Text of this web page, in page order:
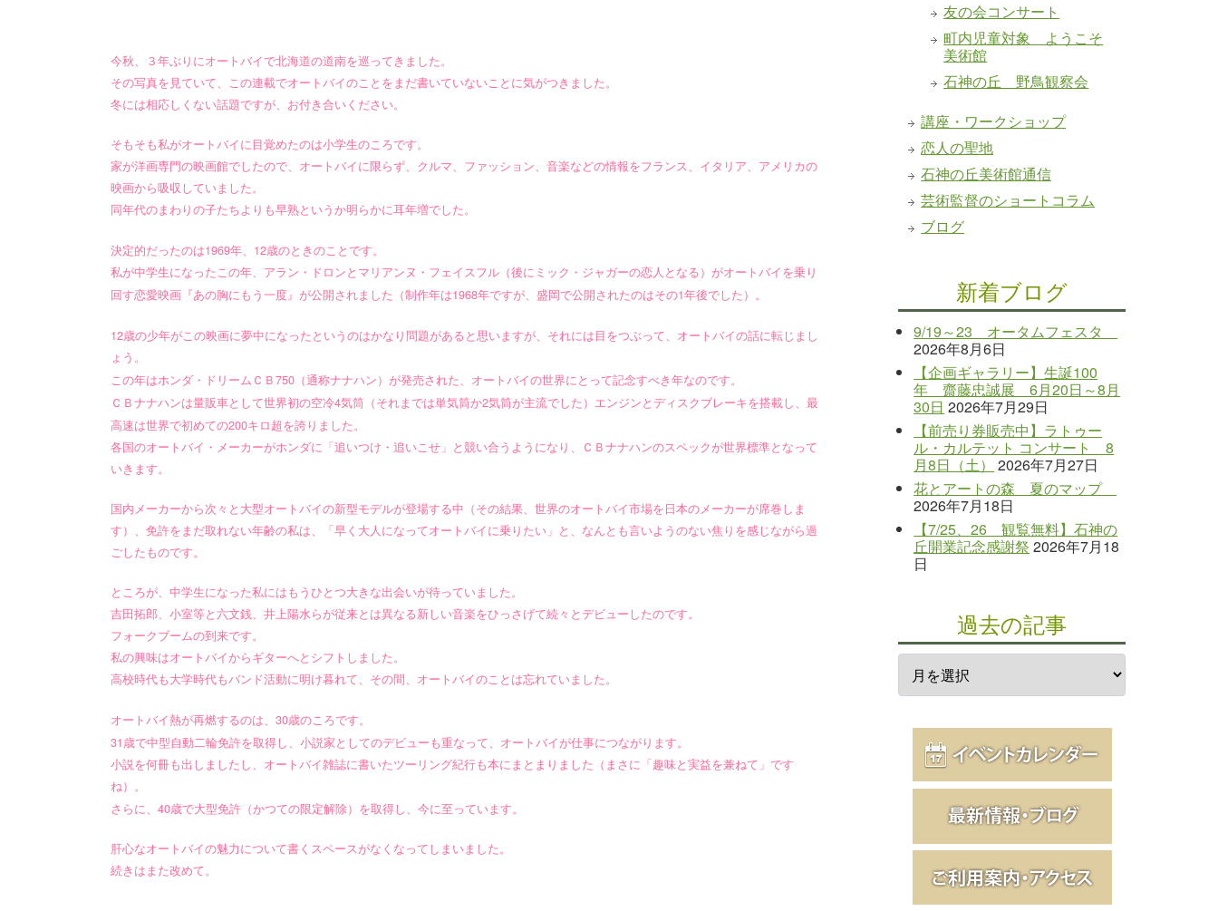
今秋、３年ぶりにオートバイで北海道の道南を巡ってきました。
その写真を見ていて、この連載でオートバイのことをまだ書いていないことに気がつきました。
冬には相応しくない話題ですが、お付き合いください。
そもそも私がオートバイに目覚めたのは小学生のころです。
家が洋画専門の映画館でしたので、オートバイに限らず、クルマ、ファッション、音楽などの情報をフランス、イタリア、アメリカの
映画から吸収していました。
同年代のまわりの子たちよりも早熟というか明らかに耳年増でした。
決定的だったのは1969年、 12歳のときのことです。
私が中学生になったこの年、アラン・ドロンとマリアンヌ・フェイスフル（後にミック・ジャガーの恋人となる）がオートバイを乗り
回す恋愛映画『あの胸にもう一度』が公開されました（制作年は1968年ですが、盛岡で公開されたのはその1年後でした）。
12歳の少年がこの映画に夢中になったというのはかなり問題があると思いますが、それには目をつぶって、オートバイの話に転じまし
ょう。
この年はホンダ・ドリームＣＢ 750 （通称ナナハン）が発売された、オートバイの世界にとって記念すべき年なのです。
ＣＢナナハンは量販車として世界初の空冷4気筒（それまでは単気筒か2気筒が主流でした）エンジンとディスクブレーキを搭載し、最
高速は世界で初めての200キロ超を誇りました。
各国のオートバイ・メーカーがホンダに「追いつけ・追いこせ」と競い合うようになり、ＣＢナナハンのスペックが世界標準となって
いきます。
国内メーカーから次々と大型オートバイの新型モデルが登場する中（その結果、世界のオートバイ市場を日本のメーカーが席巻しま
す）、免許をまだ取れない年齢の私は、「早く大人になってオートバイに乗りたい」と、なんとも言いようのない焦りを感じながら過
ごしたものです。
ところが、中学生になった私にはもうひとつ大きな出会いが待っていました。
吉田拓郎、小室等と六文銭、井上陽水らが従来とは異なる新しい音楽をひっさげて続々とデビューしたのです。
フォークブームの到来です。
私の興味はオートバイからギターへとシフトしました。
高校時代も大学時代もバンド活動に明け暮れて、その間、オートバイのことは忘れていました。
オートバイ熱が再燃するのは、 30歳のころです。
31 歳で中型自動二輪免許を取得し、小説家としてのデビューも重なって、オートバイが仕事につながります。
小説を何冊も出しましたし、オートバイ雑誌に書いたツーリング紀行も本にまとまりました（まさに「趣味と実益を兼ねて」です
ね）。
さらに、 40歳で大型免許（かつての限定解除）を取得し、今に至っています。
肝心なオートバイの魅力について書くスペースがなくなってしまいました。
続きはまた改めて。
友の会コンサート
町内児童対象 ようこそ
美術館
石神の丘 野鳥観察会
講座・ワークショップ
恋人の聖地
石神の丘美術館通信
芸術監督のショートコラム
ブログ
新着ブログ
9/19～23 オータムフェスタ
2026年8月6日
【企画ギャラリー】生誕100
年 齋藤忠誠展 6月20日～8月
30日 2026年7月29日
【前売り券販売中】ラトゥー
ル・カルテット コンサート 8
月8日（土）
2026年7月27日
花とアートの森 夏のマップ
2026年7月18日
【7/25、26 観覧無料】石神の
丘開業記念感謝祭 2026年7月18
日
過去の記事